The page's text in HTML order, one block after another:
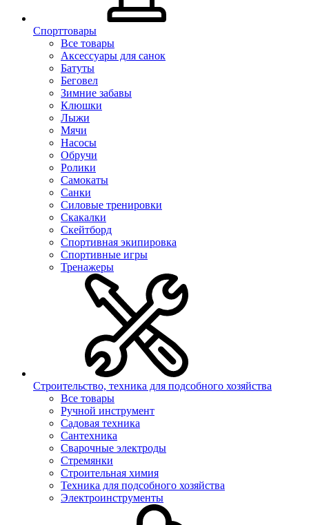
Спорттовары
Все товары
Аксессуары для санок
Батуты
Беговел
Зимние забавы
Клюшки
Лыжи
Мячи
Насосы
Обручи
Ролики
Самокаты
Санки
Силовые тренировки
Скакалки
Скейтборд
Спортивная экипировка
Спортивные игры
Тренажеры
Строительство, техника для подсобного хозяйства
Все товары
Ручной инструмент
Садовая техника
Сантехника
Сварочные электроды
Стремянки
Строительная химия
Техника для подсобного хозяйства
Электроинструменты